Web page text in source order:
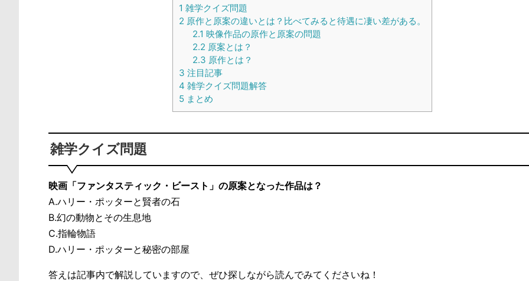
1 雑学クイズ問題
2 原作と原案の違いとは？比べてみると待遇に凄い差がある。
2.1 映像作品の原作と原案の問題
2.2 原案とは？
2.3 原作とは？
3 注目記事
4 雑学クイズ問題解答
5 まとめ
雑学クイズ問題
映画「ファンタスティック・ビースト」の原案となった作品は？
A.ハリー・ポッターと賢者の石
B.幻の動物とその生息地
C.指輪物語
D.ハリー・ポッターと秘密の部屋
答えは記事内で解説していますので、ぜひ探しながら読んでみてくださいね！